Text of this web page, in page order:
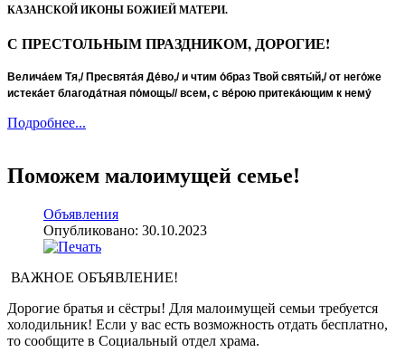
КАЗАНСКОЙ ИКОНЫ БОЖИЕЙ МАТЕРИ.
С ПРЕСТОЛЬНЫМ ПРАЗДНИКОМ, ДОРОГИЕ!
Велича́ем Тя,/ Пресвята́я Де́во,/ и чтим о́браз Твой святы́й,/ от него́же
истека́ет благода́тная по́мощь// всем, с ве́рою притека́ющим к нему́
Подробнее...
Поможем малоимущей семье!
Объявления
Опубликовано: 30.10.2023
ВАЖНОЕ ОБЪЯВЛЕНИЕ!
Дорогие братья и сёстры! Для малоимущей семьи требуется
холодильник! Если у вас есть возможность отдать бесплатно,
то сообщите в Социальный отдел храма.